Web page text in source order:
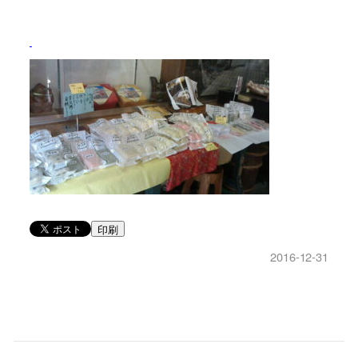
印刷
2016-12-31